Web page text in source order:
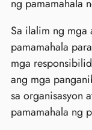
ng pamamahala
Sa ilalim ng mga
pamamahala
mga
ang mga
sa organisasyon
pamamahala ng